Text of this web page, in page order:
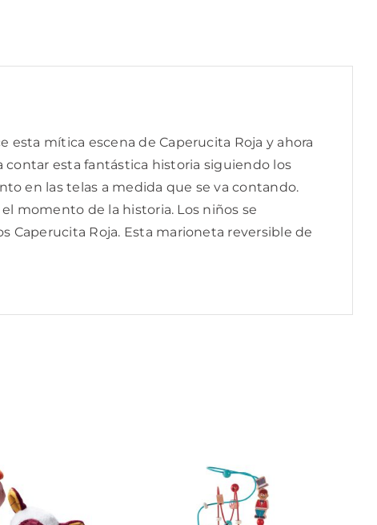
esta mítica escena de Caperucita Roja y ahora
contar esta fantástica historia siguiendo los
en las telas a medida que se va contando.
momento de la historia. Los niños se
Caperucita Roja. Esta marioneta reversible de